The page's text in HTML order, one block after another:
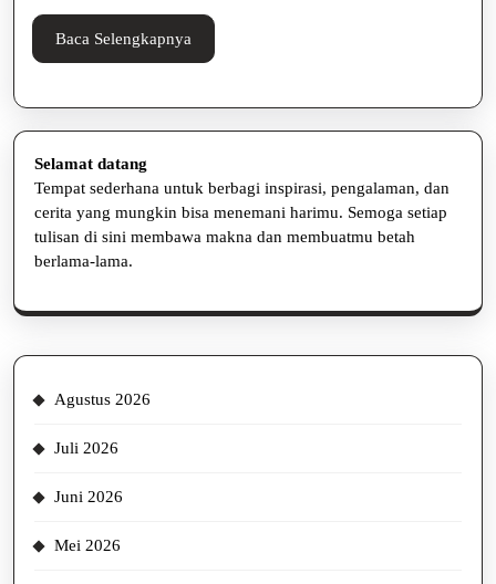
Panen
Baca Selengkapnya
Selengkapnya
Selamat datang
Tempat sederhana untuk berbagi inspirasi, pengalaman, dan
cerita yang mungkin bisa menemani harimu. Semoga setiap
tulisan di sini membawa makna dan membuatmu betah
berlama-lama.
Agustus 2026
Juli 2026
Juni 2026
Mei 2026